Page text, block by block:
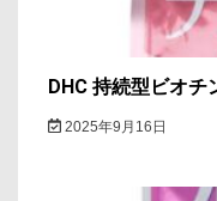
DHC 持続型ビオチ
2025年9月16日